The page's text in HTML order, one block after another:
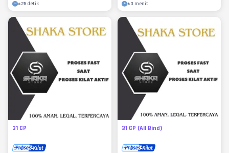
±25 detik ±3 menit
31 CP 31 CP (All Bind)